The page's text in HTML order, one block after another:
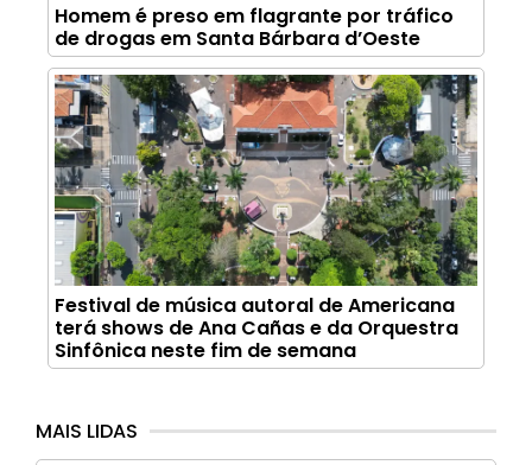
Homem é preso em flagrante por tráfico
de drogas em Santa Bárbara d’Oeste
Festival de música autoral de Americana
terá shows de Ana Cañas e da Orquestra
Sinfônica neste fim de semana
MAIS LIDAS